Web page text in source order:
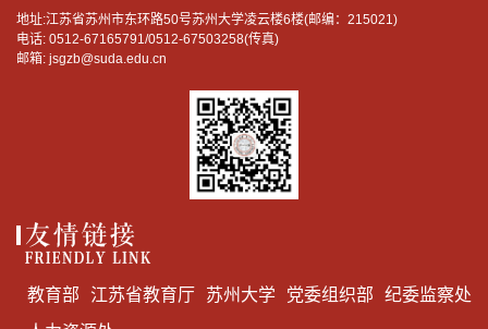
地址:江苏省苏州市东环路50号苏州大学凌云楼6楼(邮编：215021)
电话: 0512-67165791/0512-67503258(传真)
邮箱: jsgzb@suda.edu.cn
教育部 江苏省教育厅 苏州大学 党委组织部
纪委监察处